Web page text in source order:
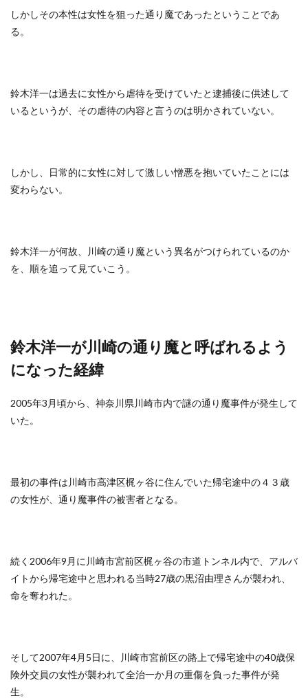
しかしその本性は女性を狙った通り魔であったということであ
る。
鈴木洋一は過去に女性から虐待を受けていたと逮捕後に供述して
いるというが、その虐待の内容と言うのは明かされていない。
しかし、日常的に女性に対して激しい憎悪を抱いていたことには
変わらない。
鈴木洋一が何故、川崎の通り魔という異名がつけられているのか
を、順を追って見ていこう。
鈴木洋一が川崎の通り魔と呼ばれるよう
になった経緯
2005年3月頃から、神奈川県川崎市内で謎の通り魔事件が発生して
いた。
最初の事件は川崎市高津区梶ヶ谷に住んでいた帰宅途中の４３歳
の女性が、通り魔事件の被害者となる。
続く2006年9月に川崎市宮前区梶ヶ谷の市道トンネル内で、アルバ
イトから帰宅途中と思われる当時27歳の黒沼由理さんが襲われ、
命を奪われた。
そして2007年4月5日に、川崎市宮前区の路上で帰宅途中の40歳保
険外交員の女性が襲われて全治一か月の重傷を負った事件が発
生。